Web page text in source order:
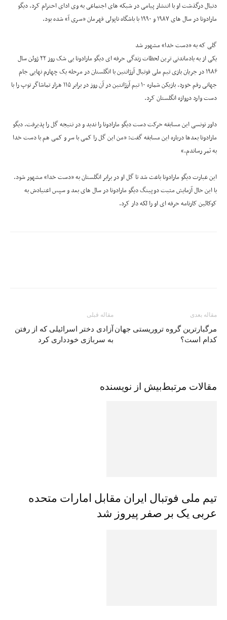
دنبال درگذشت او با انتشار پیامی در شبکه های اجتماعی به وی ادای احترام کرد. دیگو
مارادونا در سال های ۱۹۸۷ و ۱۹۹۰ با باشگاه ناپولی قهرمان «سری آ» شده بود.
گلی که به «دست خدا» مشهور شد
یکی از به یادماندنی ترین لحظات زندگی حرفه ای دیگو مارادونا بی شک روز ۲۲ ژوئن سال
۱۹۸۶ در جریان بازی تیم ملی فوتبال آرژانتین با انگلستان در مرحله یک چهارم نهایی جام
جهانی رقم خورد. بازیکن شماره ۱۰ تیم آرژانتین در آن روز در برابر ۱۱۵ هزار تماشاگر توپ را با
دست وارد دروازه انگلستان کرد.
داور تونسی این مسابقه حرکت دست دیگو مارادونا را ندید و در نتیجه گل را پذیرفت. دیگو
مارادونا بعدها درباره این مسابقه گفت: «من این گل را کمی با سر و کمی هم با دست خدا
به ثمر رساندم.»
این عبارت دیگو مارادونا باعث شد تا گل او در برابر انگلستان به «دست خدا» مشهور شود.
با این حال آزمایش مثبت دوپینگ دیگو مارادونا در سال های بعد و سپس اعتیادش به
کوکائین کارنامه حرفه ای او را لکه دار کرد.
مقاله قبلی
آزادی دختر اسرائیلی که از رفتن
به سربازی خودداری کرد
مقاله بعدی
مرگبارترین گروه تروریستی جهان
کدام است؟
مقالات مرتبطبیش از نویسنده
تیم ملی فوتبال ایران مقابل امارات متحده
عربی یک بر صفر پیروز شد